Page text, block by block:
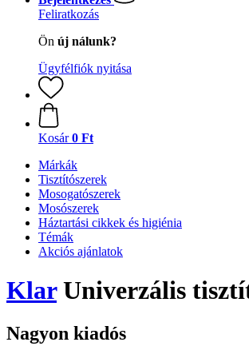
Feliratkozás
Ön új nálunk?
Ügyfélfiók nyitása
Kosár 0 Ft
Márkák
Tisztítószerek
Mosogatószerek
Mosószerek
Háztartási cikkek és higiénia
Témák
Akciós ajánlatok
KlarUniverzális
Nagyon kiadós